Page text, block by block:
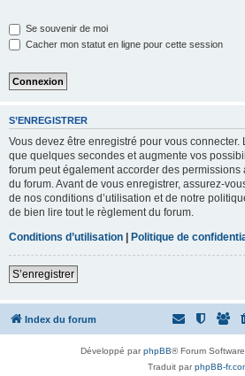
Se souvenir de moi
Cacher mon statut en ligne pour cette session
S’ENREGISTRER
Vous devez être enregistré pour vous connecter.
que quelques secondes et augmente vos
forum peut également accorder des
du forum. Avant de vous enregistrer, assurez-
de nos conditions d’utilisation et de notre
de bien lire tout le règlement du forum.
Conditions d’utilisation | Politique de
S’enregistrer
Index du forum
Développé parphpBB® Forum
Traduit parphpBB-